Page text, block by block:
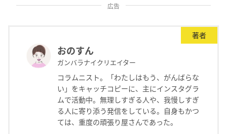
広告
著者
おのすん
ガンバラナイクリエイター
コラムニスト。「わたしはもう、がんばらな
い」をキャッチコピーに、主にインスタグラ
ムで活動中。無理しすぎる人や、我慢しすぎ
る人に寄り添う発信をしている。自身もかつ
ては、重度の頑張り屋さんであった。